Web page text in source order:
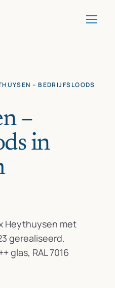
– BEDRIJFSLOODS
–
in
Heythuysen met
gerealiseerd.
glas, RAL 7016